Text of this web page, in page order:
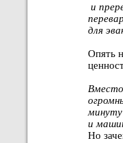
и
для
Опять
и
Но